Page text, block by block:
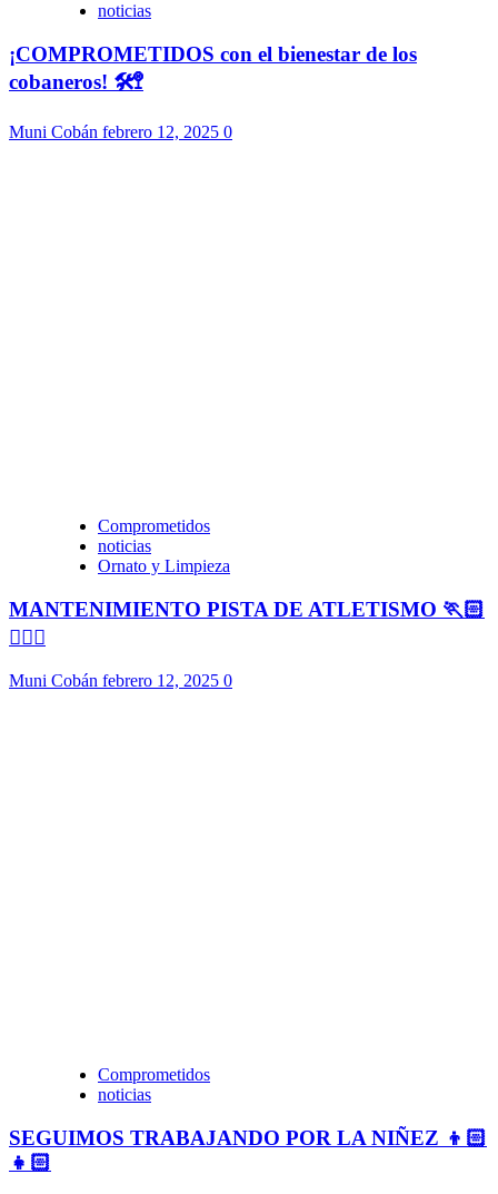
noticias
¡COMPROMETIDOS con el bienestar de los
cobaneros! 🛠️🚏
Muni Cobán febrero 12, 2025 0
Comprometidos
noticias
Ornato y Limpieza
MANTENIMIENTO PISTA DE ATLETISMO 🏃🏻
🏃🏻‍♀️
Muni Cobán febrero 12, 2025 0
Comprometidos
noticias
SEGUIMOS TRABAJANDO POR LA NIÑEZ 👦🏻
👧🏻